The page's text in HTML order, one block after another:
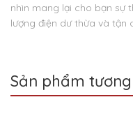
nhìn mang lại cho bạn sự
lượng điện dư thừa và tận
Sản phẩm